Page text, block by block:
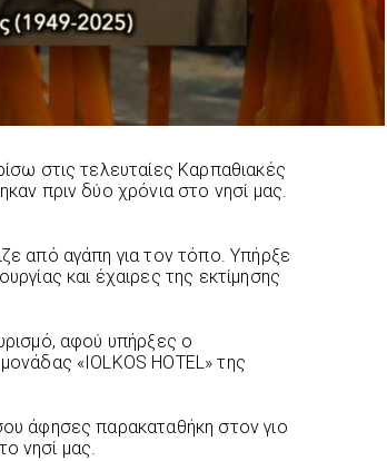
στις τελευταίες Καρπαθιακές
πριν δύο χρόνια στο νησί μας.
από αγάπη για τον τόπο. Υπήρξε
και έχαιρες της εκτίμησης
αφού υπήρξες ο
«IOLKOS HOTEL» της
άφησες παρακαταθήκη στον γιο
νησί μας.